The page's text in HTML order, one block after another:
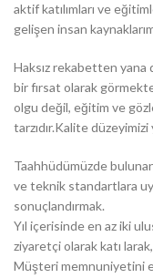
aktif katılımları ve
gelişen insan
Haksız rekabetten yana
bir fırsat olarak
olgu değil, eğitim ve
tarzıdır.Kalite
Taahhüdümüzde
ve teknik standartlara
sonuçlandırmak.
Yıl içerisinde en az iki
ziyaretçi olarak katı
Müşteri memnuniyetini